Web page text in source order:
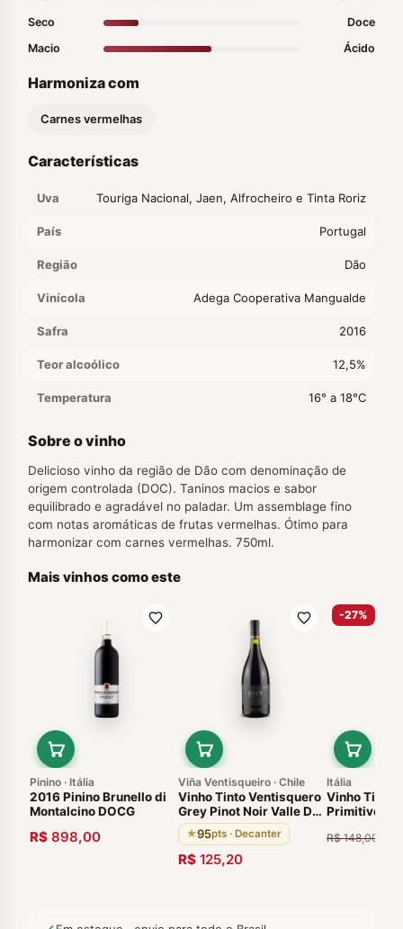
Seco
Doce
Macio
Ácido
Harmoniza com
Carnes vermelhas
Características
Uva Touriga Nacional, Jaen, Alfrocheiro e Tinta Roriz
País Portugal
Região Dão
Vinícola Adega Cooperativa Mangualde
Safra 2016
Teor alcoólico 12,5%
Temperatura 16° a 18°C
Sobre o vinho
Delicioso vinho da região de Dão com denominação de
origem controlada (DOC). Taninos macios e sabor
equilibrado e agradável no paladar. Um assemblage fino
com notas aromáticas de frutas vermelhas. Ótimo para
harmonizar com carnes vermelhas. 750ml.
Mais vinhos como este
Pinino · Itália
2016 Pinino Brunello di
Montalcino DOCG
R$ 898,00
Viña Ventisqueiro · Chile
Vinho Tinto Ventisquero
Grey Pinot Noir Valle De
Leyda 2016 750ml Chile
★95pts · Decanter
R$ 125,20
-27%
Itália
Vinho Tinto
Primitivo
R$148,00